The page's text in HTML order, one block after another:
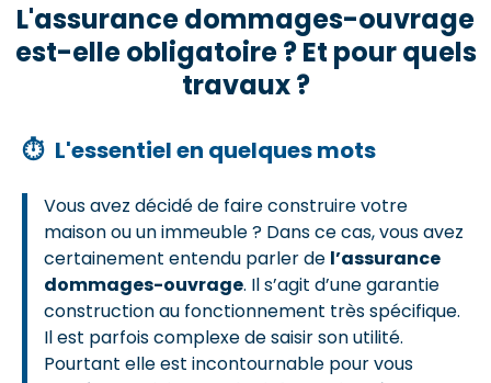
L'assurance dommages-ouvrage
est-elle obligatoire ? Et pour quels
travaux ?
⏱ L'essentiel en quelques mots
Vous avez décidé de faire construire votre
maison ou un immeuble ? Dans ce cas, vous avez
certainement entendu parler de l’assurance
dommages-ouvrage. Il s’agit d’une garantie
construction au fonctionnement très spécifique.
Il est parfois complexe de saisir son utilité.
Pourtant elle est incontournable pour vous